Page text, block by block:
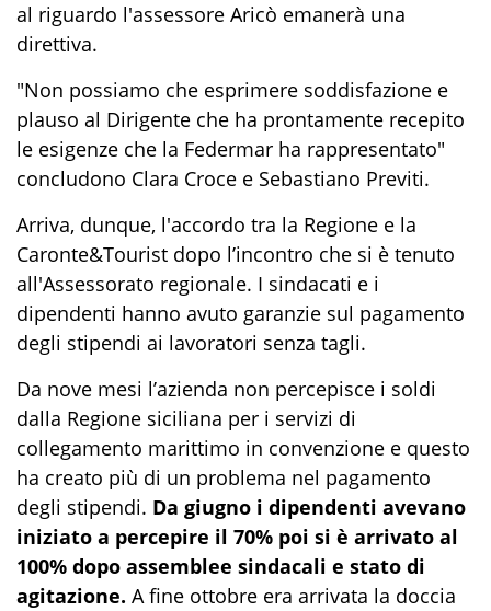
al riguardo l'assessore Aricò emanerà una
direttiva.
"Non possiamo che esprimere soddisfazione e
plauso al Dirigente che ha prontamente recepito
le esigenze che la Federmar ha rappresentato"
concludono Clara Croce e Sebastiano Previti.
Arriva, dunque, l'accordo tra la Regione e la
Caronte&Tourist dopo l’incontro che si è tenuto
all'Assessorato regionale. I sindacati e i
dipendenti hanno avuto garanzie sul pagamento
degli stipendi ai lavoratori senza tagli.
Da nove mesi l’azienda non percepisce i soldi
dalla Regione siciliana per i servizi di
collegamento marittimo in convenzione e questo
ha creato più di un problema nel pagamento
degli stipendi. Da giugno i dipendenti avevano
iniziato a percepire il 70% poi si è arrivato al
100% dopo assemblee sindacali e stato di
agitazione. A fine ottobre era arrivata la doccia